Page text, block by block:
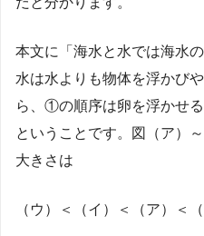
本文に「海水と水では海水
水は水よりも物体を浮かび
ら、①の順序は卵を浮かせ
ということです。図（ア）
大きさは
（ウ）＜（イ）＜（ア）＜（